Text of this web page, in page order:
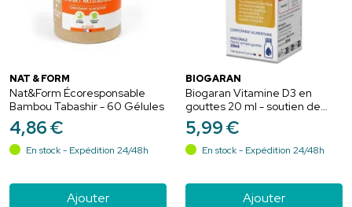
NAT & FORM
Nat&Form Écoresponsable
Bambou Tabashir - 60 Gélules
4,86€
En stock - Expédition 24/48h
Ajouter
BIOGARAN
Biogaran Vitamine D3 en
gouttes 20 ml - soutien de
l’immunité et de l’ossature
dès 3 ans
5,99€
En stock - Expédition 24/48h
Ajouter